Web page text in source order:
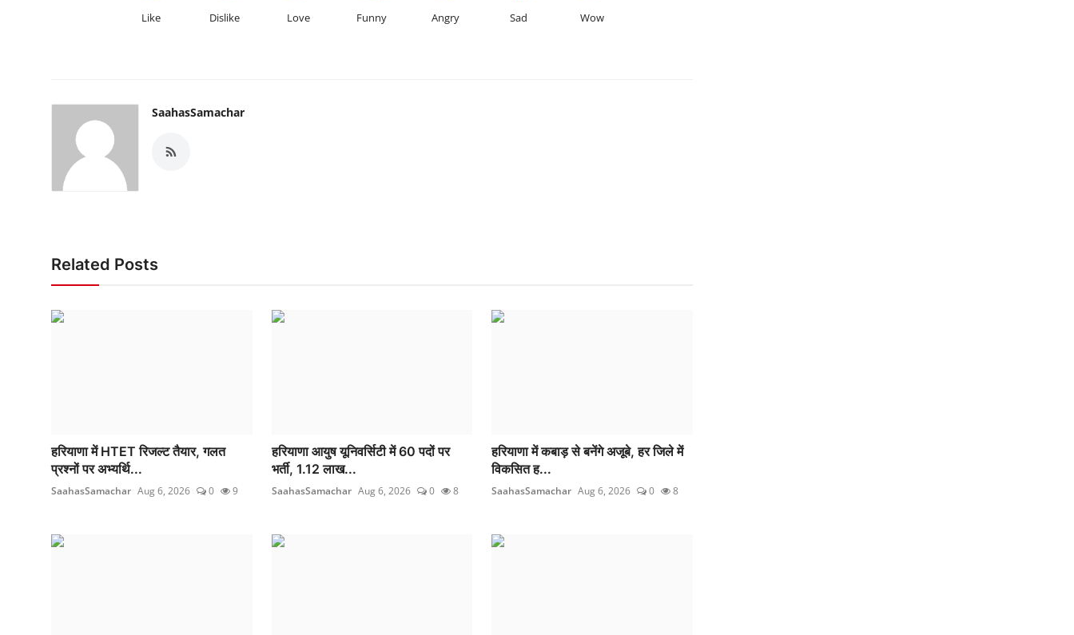
Like Dislike Love Funny Angry Sad Wow
SaahasSamachar
Related Posts
हरियाणा में HTET रिजल्ट तैयार, गलत
प्रश्नों पर अभ्यर्थि...
SaahasSamachar Aug 6, 2026 0 9
हरियाणा आयुष यूनिवर्सिटी में 60 पदों पर
भर्ती, 1.12 लाख...
SaahasSamachar Aug 6, 2026 0 8
हरियाणा में कबाड़ से बनेंगे अजूबे, हर जिले में
विकसित ह...
SaahasSamachar Aug 6, 2026 0 8